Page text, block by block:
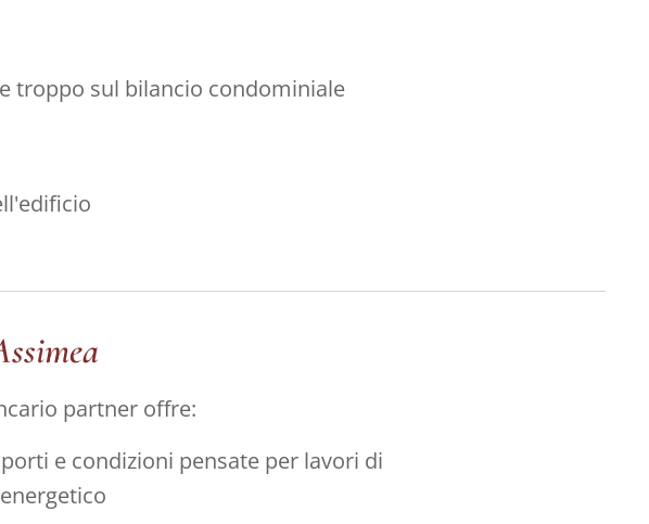
troppo sul bilancio condominiale
partner offre:
e condizioni pensate per lavori di